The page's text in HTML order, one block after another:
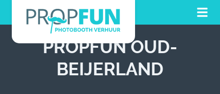
PROPFUN OUD-
BEIJERLAND